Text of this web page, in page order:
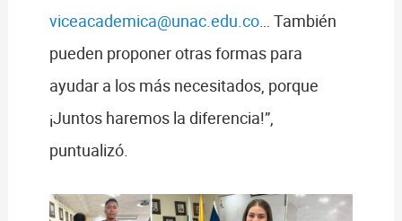
viceacademica@unac.edu.co… También
pueden proponer otras formas para
ayudar a los más necesitados, porque
¡Juntos haremos la diferencia!”,
puntualizó.